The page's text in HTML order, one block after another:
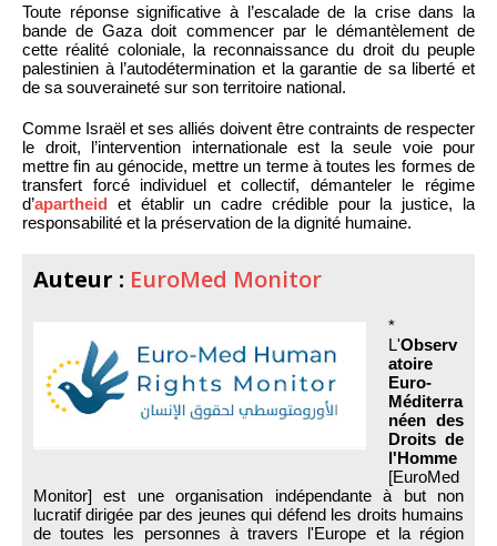
Toute réponse significative à l’escalade de la crise dans la
bande de Gaza doit commencer par le démantèlement de
cette réalité coloniale, la reconnaissance du droit du peuple
palestinien à l’autodétermination et la garantie de sa liberté et
de sa souveraineté sur son territoire national.
Comme Israël et ses alliés doivent être contraints de respecter
le droit, l’intervention internationale est la seule voie pour
mettre fin au génocide, mettre un terme à toutes les formes de
transfert forcé individuel et collectif, démanteler le régime
d’apartheid et établir un cadre crédible pour la justice, la
responsabilité et la préservation de la dignité humaine.
Auteur : EuroMed Monitor
*
L'Observ
atoire
Euro-
Méditerra
néen des
Droits de
l'Homme
[EuroMed
Monitor] est une organisation indépendante à but non
lucratif dirigée par des jeunes qui défend les droits humains
de toutes les personnes à travers l'Europe et la région